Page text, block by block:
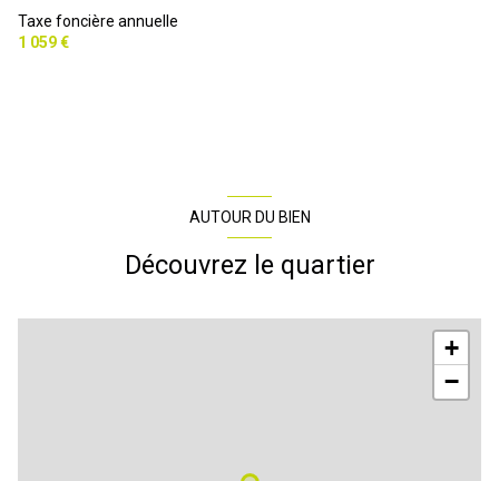
Taxe foncière annuelle
1 059 €
AUTOUR DU BIEN
Découvrez le quartier
+
−